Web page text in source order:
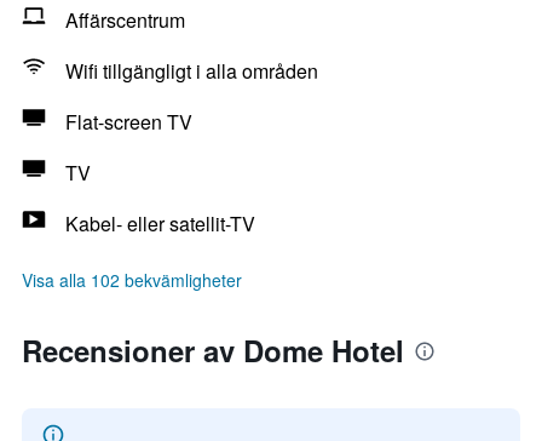
Affärscentrum
Wifi tillgängligt i alla områden
Flat-screen TV
TV
Kabel- eller satellit-TV
Visa alla 102 bekvämligheter
Recensioner av Dome Hotel